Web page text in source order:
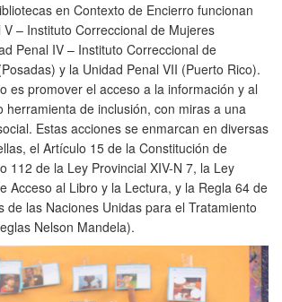
en Contexto de Encierro funcionan
– Instituto Correccional de Mujeres
Penal IV – Instituto Correccional de
y la Unidad Penal VII (Puerto Rico).
es promover el acceso a la información y al
herramienta de inclusión, con miras a una
Estas acciones se enmarcan en diversas
el Artículo 15 de la Constitución de
112 de la Ley Provincial XIV-N 7, la Ley
Acceso al Libro y la Lectura, y la Regla 64 de
de las Naciones Unidas para el Tratamiento
Nelson Mandela).